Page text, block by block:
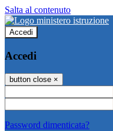
Salta al contenuto
Accedi
Accedi
button close ×
Password dimenticata?